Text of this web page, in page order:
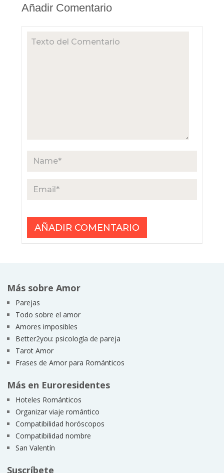
Añadir Comentario
Más sobre Amor
Parejas
Todo sobre el amor
Amores imposibles
Better2you: psicología de pareja
Tarot Amor
Frases de Amor para Románticos
Más en Euroresidentes
Hoteles Románticos
Organizar viaje romántico
Compatibilidad horóscopos
Compatibilidad nombre
San Valentín
Suscríbete